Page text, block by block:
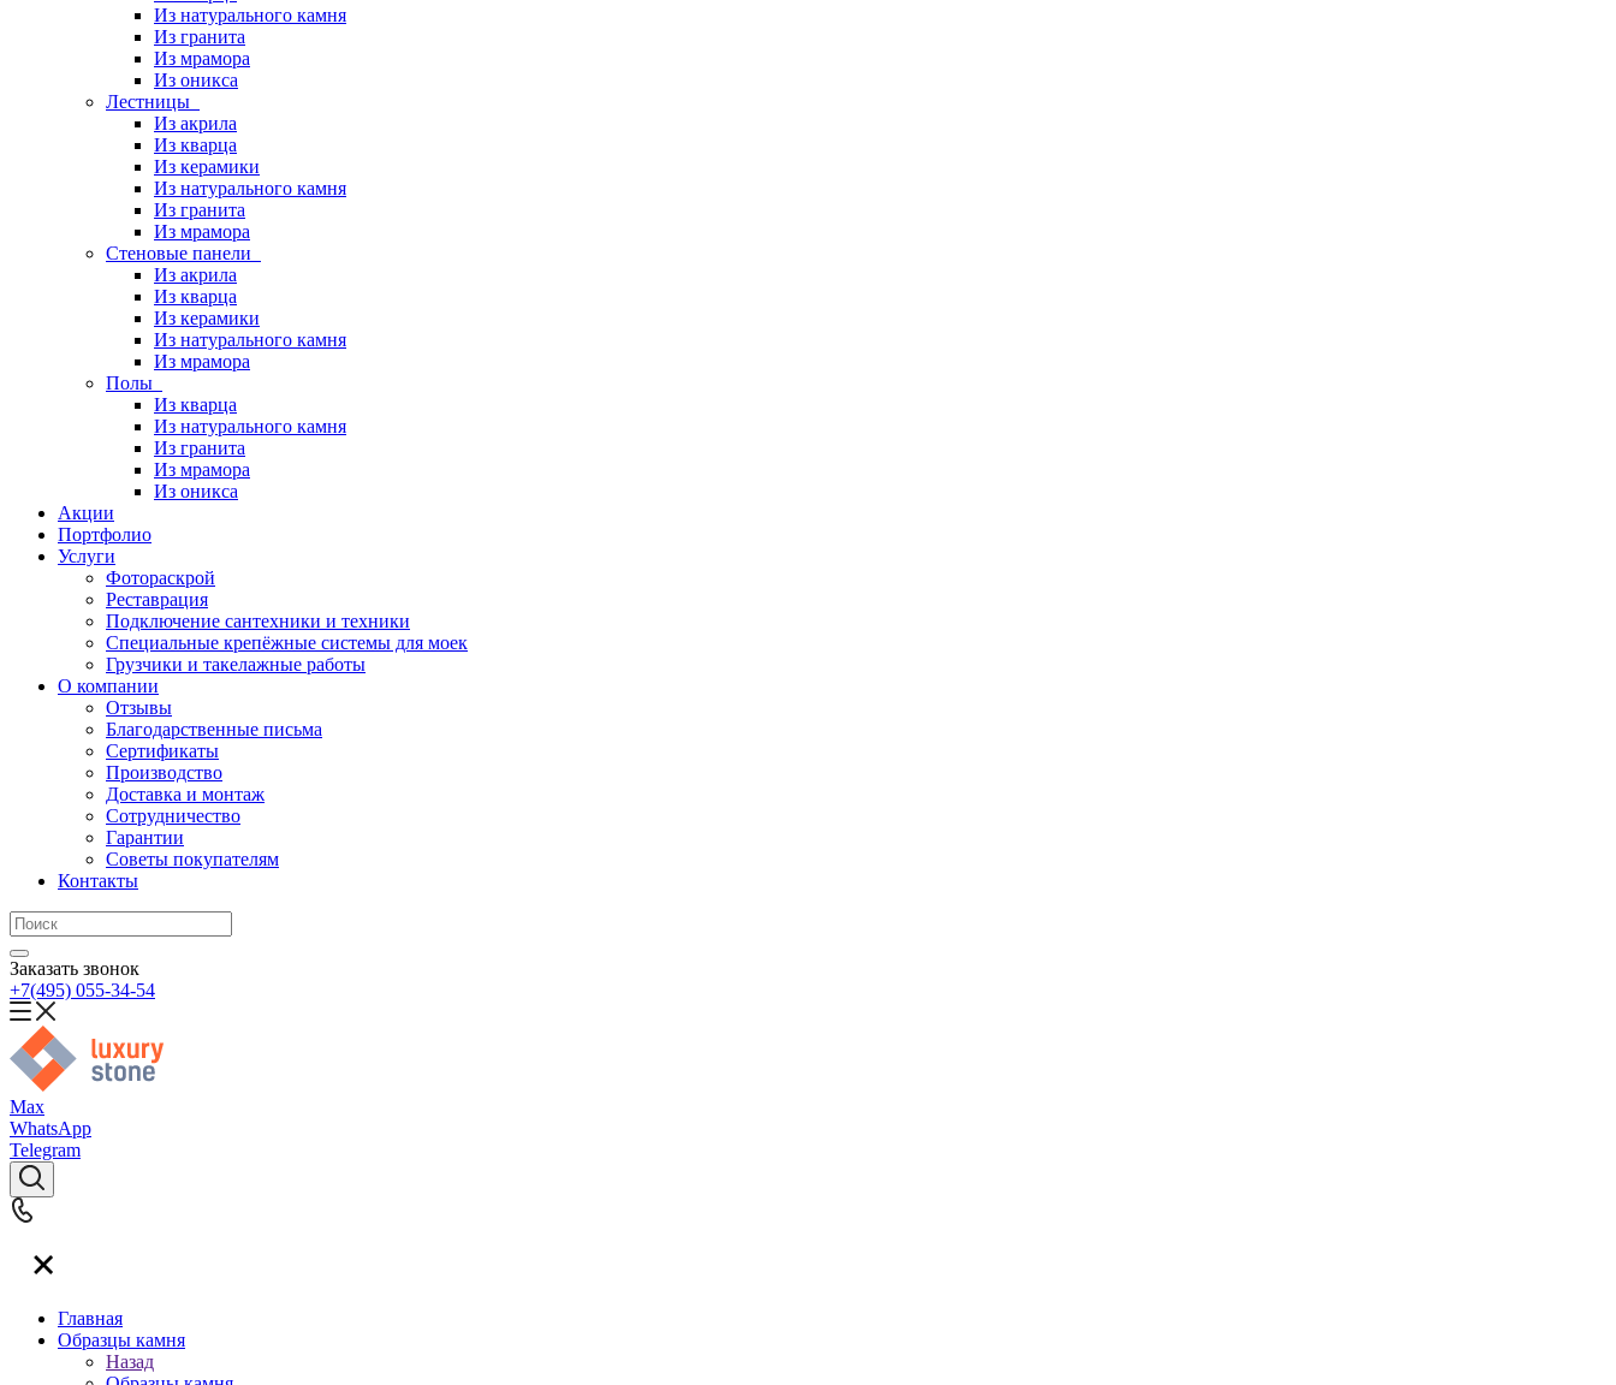
Из натурального камня
Из гранита
Из мрамора
Из оникса
Лестницы
Из акрила
Из кварца
Из керамики
Из натурального камня
Из гранита
Из мрамора
Стеновые панели
Из акрила
Из кварца
Из керамики
Из натурального камня
Из мрамора
Полы
Из кварца
Из натурального камня
Из гранита
Из мрамора
Из оникса
Акции
Портфолио
Услуги
Фотораскрой
Реставрация
Подключение сантехники и техники
Специальные крепёжные системы для моек
Грузчики и такелажные работы
О компании
Отзывы
Благодарственные письма
Сертификаты
Производство
Доставка и монтаж
Сотрудничество
Гарантии
Советы покупателям
Контакты
Заказать звонок
+7(495) 055-34-54
Max
WhatsApp
Telegram
Главная
Образцы камня
Назад